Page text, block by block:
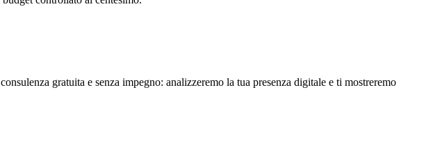
gratuita e senza impegno: analizzeremo la tua presenza digitale e ti mostreremo